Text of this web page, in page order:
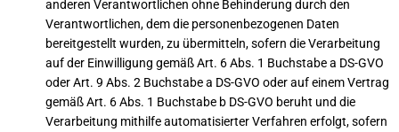
anderen Verantwortlichen ohne Behinderung durch den
Verantwortlichen, dem die personenbezogenen Daten
bereitgestellt wurden, zu übermitteln, sofern die Verarbeitung
auf der Einwilligung gemäß Art. 6 Abs. 1 Buchstabe a DS-GVO
oder Art. 9 Abs. 2 Buchstabe a DS-GVO oder auf einem Vertrag
gemäß Art. 6 Abs. 1 Buchstabe b DS-GVO beruht und die
Verarbeitung mithilfe automatisierter Verfahren erfolgt, sofern